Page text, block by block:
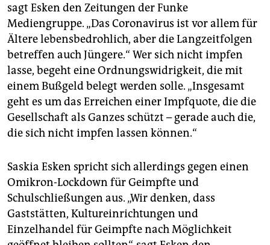
sagt Esken den Zeitungen der Funke
Mediengruppe. „Das Coronavirus ist vor allem für
Ältere lebensbedrohlich, aber die Langzeitfolgen
betreffen auch Jüngere.“ Wer sich nicht impfen
lasse, begeht eine Ordnungswidrigkeit, die mit
einem Bußgeld belegt werden solle. „Insgesamt
geht es um das Erreichen einer Impfquote, die die
Gesellschaft als Ganzes schützt – gerade auch die,
die sich nicht impfen lassen können.“
Saskia Esken spricht sich allerdings gegen einen
Omikron-Lockdown für Geimpfte und
Schulschließungen aus. „Wir denken, dass
Gaststätten, Kultureinrichtungen und
Einzelhandel für Geimpfte nach Möglichkeit